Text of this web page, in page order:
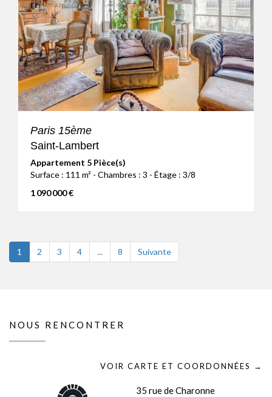
Paris 15ème
Saint-Lambert
Appartement 5 Pièce(s)
Surface : 111 m² - Chambres : 3 - Étage : 3/8
1 090 000 €
1 2 3 4 ... 8 Suivante
NOUS RENCONTRER
VOIR CARTE ET COORDONNÉES →
35 rue de Charonne